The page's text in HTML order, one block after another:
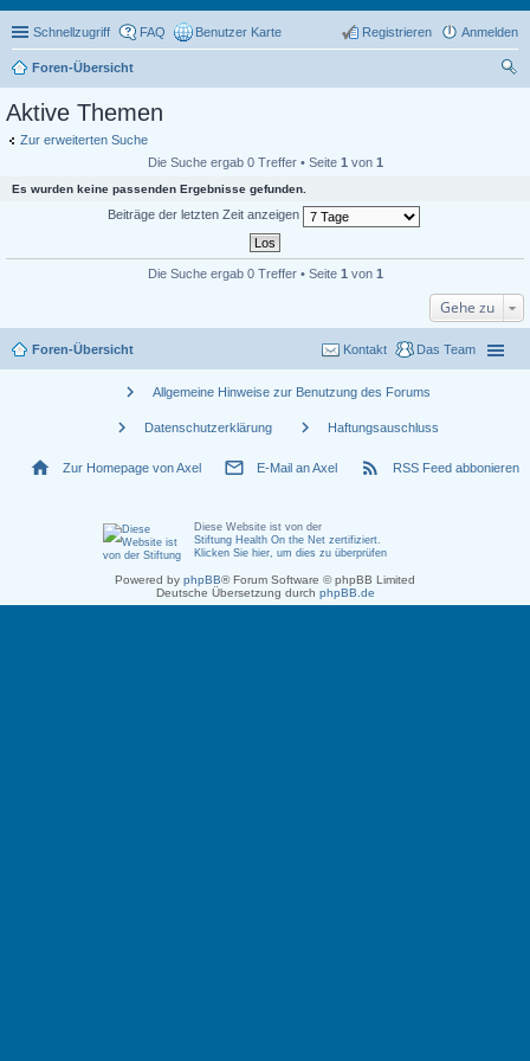
Schnellzugriff FAQ Benutzer Karte Anmelden
Registrieren
Foren-Übersicht
Aktive Themen
Zur erweiterten Suche
Die Suche ergab 0 Treffer • Seite 1 von 1
Es wurden keine passenden Ergebnisse gefunden.
Beiträge der letzten Zeit anzeigen
Die Suche ergab 0 Treffer • Seite 1 von 1
Gehe zu
Foren-Übersicht Das Team
Kontakt
chevron_right Allgemeine Hinweise zur Benutzung des Forums
chevron_right Datenschutzerklärung chevron_right Haftungsauschluss
home Zur Homepage von Axel mail_outline E-Mail an Axel rss_feed RSS Feed abbonieren
Diese Website ist von der
Stiftung Health On the Net zertifiziert
Klicken Sie hier, um dies zu überprüfen
Powered by phpBB® Forum Software © phpBB Limited
Deutsche Übersetzung durch phpBB.de